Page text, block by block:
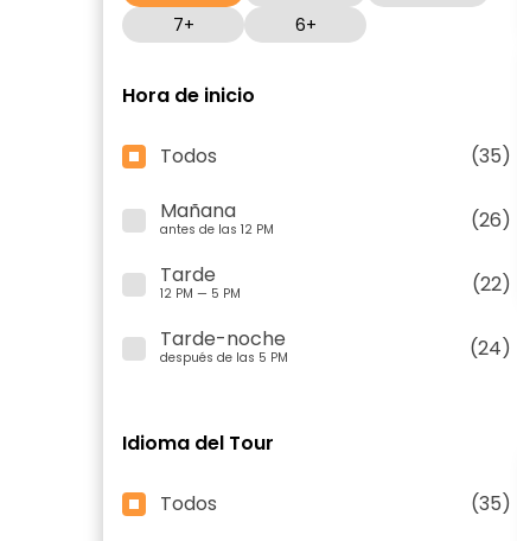
7+
6+
Hora de inicio
Todos
(35)
Mañana
antes de las 12 PM
(26)
Tarde
12 PM — 5 PM
(22)
Tarde-noche
después de las 5 PM (24)
Idioma del Tour
Todos (35)